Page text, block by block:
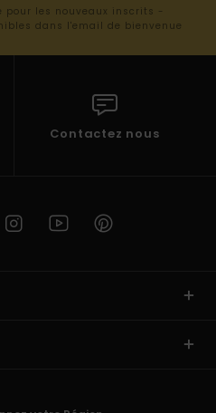
pour les nouveaux inscrits -
dans l'email de bienvenue
Contactez nous